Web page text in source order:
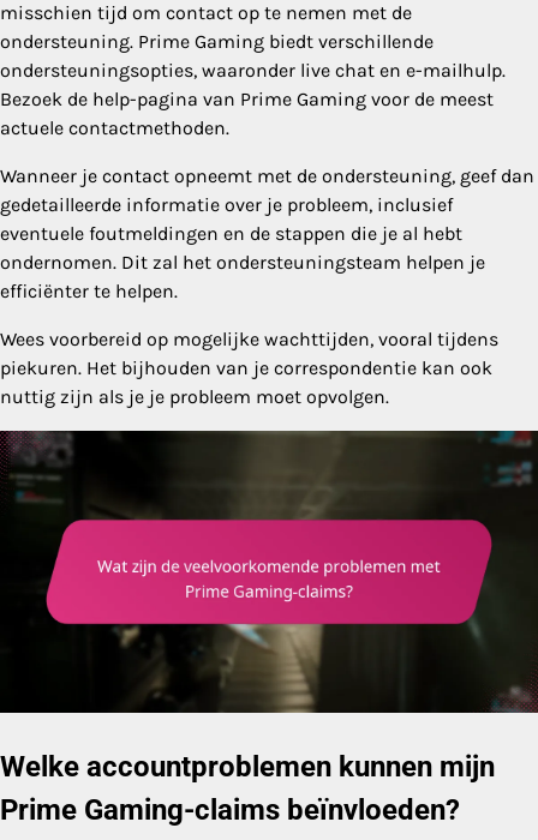
misschien tijd om contact op te nemen met de
ondersteuning. Prime Gaming biedt verschillende
ondersteuningsopties, waaronder live chat en e-mailhulp.
Bezoek de help-pagina van Prime Gaming voor de meest
actuele contactmethoden.
Wanneer je contact opneemt met de ondersteuning, geef dan
gedetailleerde informatie over je probleem, inclusief
eventuele foutmeldingen en de stappen die je al hebt
ondernomen. Dit zal het ondersteuningsteam helpen je
efficiënter te helpen.
Wees voorbereid op mogelijke wachttijden, vooral tijdens
piekuren. Het bijhouden van je correspondentie kan ook
nuttig zijn als je je probleem moet opvolgen.
Welke accountproblemen kunnen mijn
Prime Gaming-claims beïnvloeden?